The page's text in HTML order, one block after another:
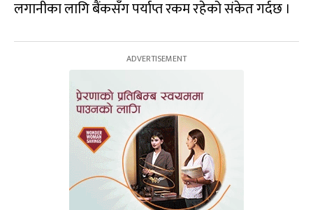
लगानीका लागि बैंकसँग पर्याप्त रकम रहेको संकेत गर्दछ ।